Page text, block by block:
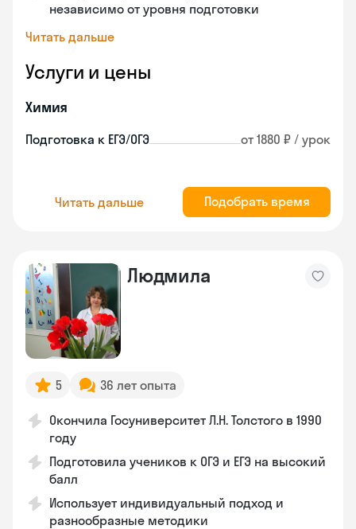
независимо от уровня подготовки
Читать дальше
Услуги и цены
Химия
Подготовка к ЕГЭ/ОГЭ от 1880 ₽ / урок
Читать дальше Подобрать время
Людмила
5 36 лет опыта
Окончила Госуниверситет Л.Н. Толстого в 1990
году
Подготовила учеников к ОГЭ и ЕГЭ на высокий
балл
Использует индивидуальный подход и
разнообразные методики